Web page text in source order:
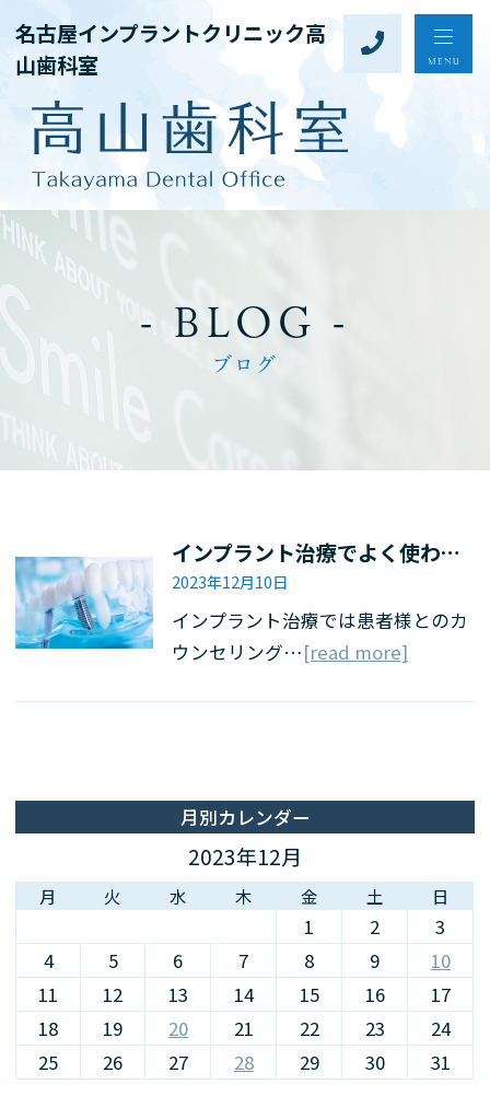
名古屋インプラントクリニック高
山歯科室
- BLOG -
ブログ
インプラント治療でよく使われる用語をわかりやすく解説
2023年12月10日
インプラント治療では患者様とのカ
ウンセリング…[read more]
月別カレンダー
2023年12月
月 火 水 木 金 土 日
1 2
3
4
5 6 7 8 9
10
11
12 13 14 15 16
17
18
19 20 21 22 23
24
25
26 27 28 29 30 31